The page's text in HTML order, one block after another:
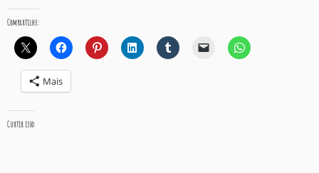
Compartilhe:
Mais
Curtir isso: